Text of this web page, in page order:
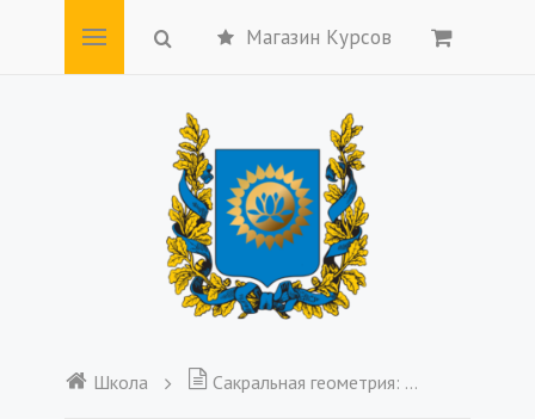
Магазин Курсов
Школа Сакральная геометрия: Часть 4